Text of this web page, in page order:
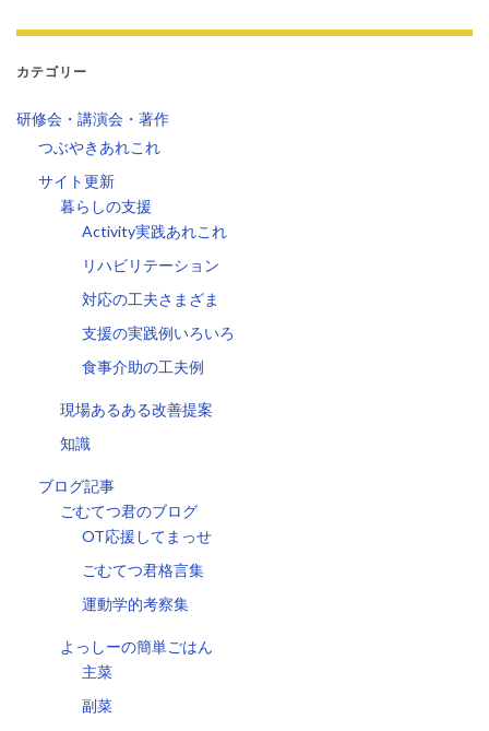
カテゴリー
研修会・講演会・著作
つぶやきあれこれ
サイト更新
暮らしの支援
Activity実践あれこれ
リハビリテーション
対応の工夫さまざま
支援の実践例いろいろ
食事介助の工夫例
現場あるある改善提案
知識
ブログ記事
ごむてつ君のブログ
OT応援してまっせ
ごむてつ君格言集
運動学的考察集
よっしーの簡単ごはん
主菜
副菜